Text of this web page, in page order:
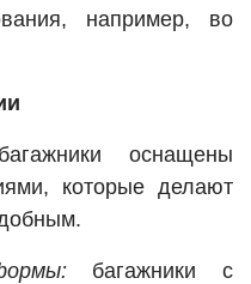
например, во
оснащены
которые делают
багажники с